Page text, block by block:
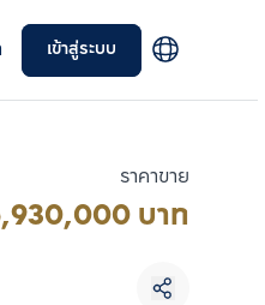
เข้าสู่ระบบ
ราคาขาย
บาท